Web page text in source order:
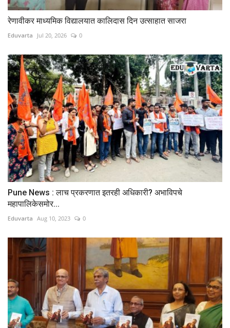
रेणावीकर माध्यमिक विद्यालयात कालिदास दिन उत्साहात साजरा
Eduvarta Jul 20, 2026 0
Pune News : लाच प्रकरणात इतरही अधिकारी? अभाविपचे
महापालिकेसमोर...
Eduvarta Aug 10, 2023 0